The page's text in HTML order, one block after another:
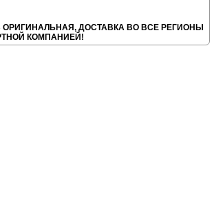
ОРИГИНАЛЬНАЯ, ДОСТАВКА ВО ВСЕ РЕГИОНЫ
КОМПАНИЕЙ!